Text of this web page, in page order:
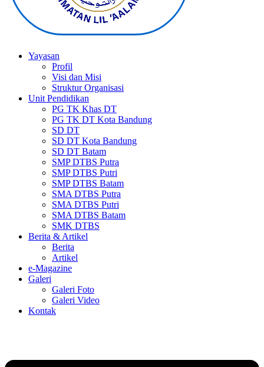
Yayasan
Profil
Visi dan Misi
Struktur Organisasi
Unit Pendidikan
PG TK Khas DT
PG TK DT Kota Bandung
SD DT
SD DT Kota Bandung
SD DT Batam
SMP DTBS Putra
SMP DTBS Putri
SMP DTBS Batam
SMA DTBS Putra
SMA DTBS Putri
SMA DTBS Batam
SMK DTBS
Berita & Artikel
Berita
Artikel
e-Magazine
Galeri
Galeri Foto
Galeri Video
Kontak